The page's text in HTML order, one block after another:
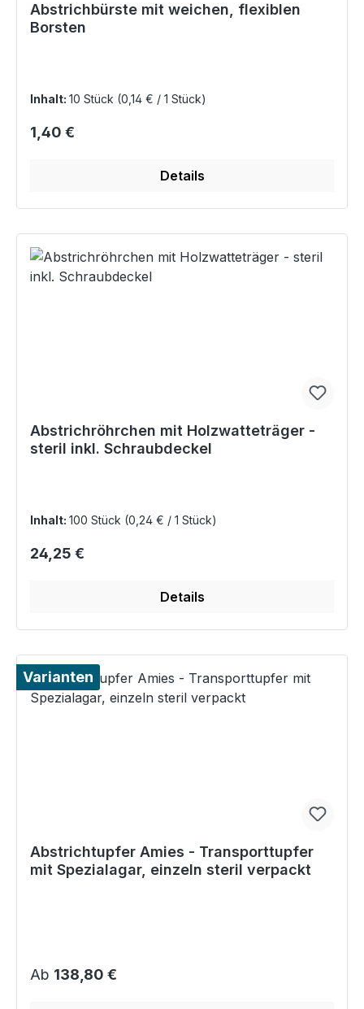
Abstrichbürste mit weichen, flexiblen
Borsten
Inhalt: 10 Stück (0,14 € / 1 Stück)
Regulärer Preis:
1,40 €
Details
Abstrichröhrchen mit Holzwatteträger -
steril inkl. Schraubdeckel
Inhalt: 100 Stück (0,24 € / 1 Stück)
Regulärer Preis:
24,25 €
Details
Varianten
Abstrichtupfer Amies - Transporttupfer
mit Spezialagar, einzeln steril verpackt
Regulärer Preis:
Ab 138,80 €